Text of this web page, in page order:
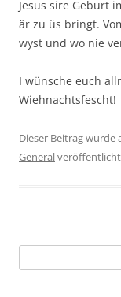
Jesus sire Geburt
är zu üs bringt.
wyst und wo nie
I wünsche euch
Wiehnachtsfescht!
Dieser Beitrag wurde
General
nach: